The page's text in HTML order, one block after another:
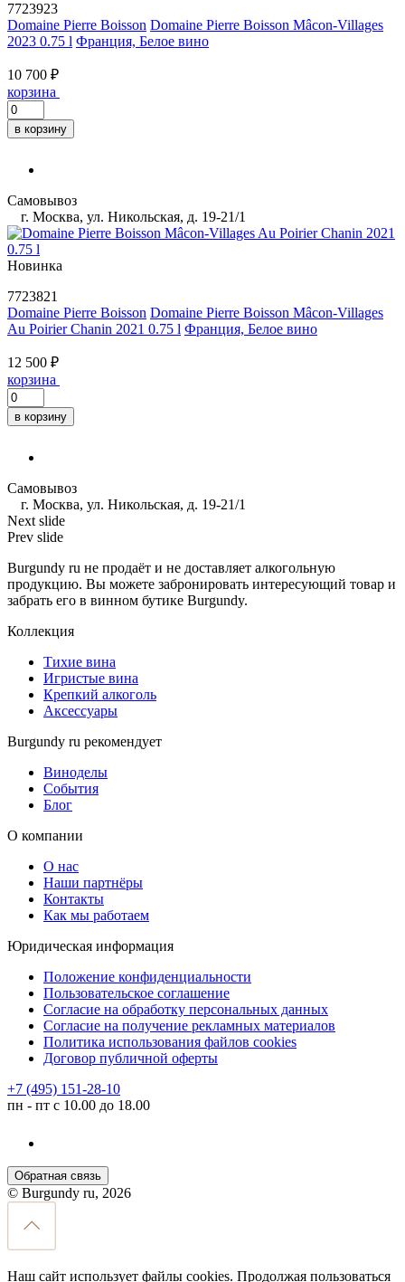
7723923
Domaine Pierre Boisson Domaine Pierre Boisson Mâcon-Villages
2023 0.75 l Франция, Белое вино
10 700 ₽
корзина
в корзину
Самовывоз
г. Москва, ул. Никольская, д. 19-21/1
Новинка
7723821
Domaine Pierre Boisson Domaine Pierre Boisson Mâcon-Villages
Au Poirier Chanin 2021 0.75 l Франция, Белое вино
12 500 ₽
корзина
в корзину
Самовывоз
г. Москва, ул. Никольская, д. 19-21/1
Next slide
Prev slide
Burgundy ru не продаёт и не доставляет алкогольную
продукцию. Вы можете забронировать интересующий товар и
забрать его в винном бутике Burgundy.
Коллекция
Тихие вина
Игристые вина
Крепкий алкоголь
Аксессуары
Burgundy ru рекомендует
Виноделы
События
Блог
О компании
О нас
Наши партнёры
Контакты
Как мы работаем
Юридическая информация
Положение конфиденциальности
Пользовательское соглашение
Согласие на обработку персональных данных
Согласие на получение рекламных материалов
Политика использования файлов cookies
Договор публичной оферты
+7 (495) 151-28-10
пн - пт с 10.00 до 18.00
Обратная связь
© Burgundy ru, 2026
Наш сайт использует файлы cookies. Продолжая пользоваться